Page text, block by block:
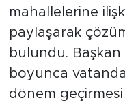
mahallelerine
paylaşarak
bulundu. Başkan
boyunca
dönem